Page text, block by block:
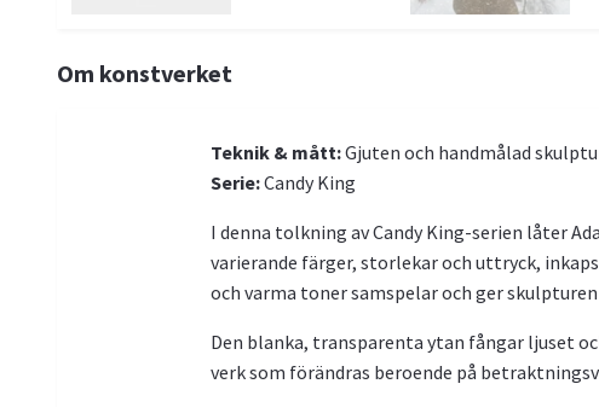
Om konstverket
Teknik & mått:Gjuten och handmålad
Serie:Candy King
I denna tolkning av Candy King-serien låter
varierande färger, storlekar och uttryck,
och varma toner samspelar och ger
Den blanka, transparenta ytan fångar ljuset
verk som förändras beroende på